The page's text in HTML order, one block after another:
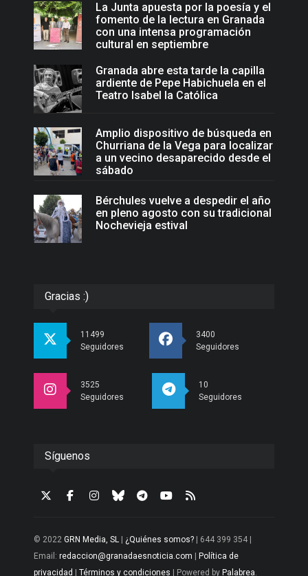
La Junta apuesta por la poesía y el
fomento de la lectura en Granada
con una intensa programación
cultural en septiembre
Granada abre esta tarde la capilla
ardiente de Pepe Habichuela en el
Teatro Isabel la Católica
Amplio dispositivo de búsqueda en
Churriana de la Vega para localizar
a un vecino desaparecido desde el
sábado
Bérchules vuelve a despedir el año
en pleno agosto con su tradicional
Nochevieja estival
Gracias :)
11499
Seguidores
3400
Seguidores
3525
Seguidores
10
Seguidores
Síguenos
© 2022 GRN Media, SL ¿Quiénes somos? | 644 399 354 |
Email: redaccion@granadaesnoticia.com
Política de
privacidad
Términos y condiciones | Powered by Palabrea.